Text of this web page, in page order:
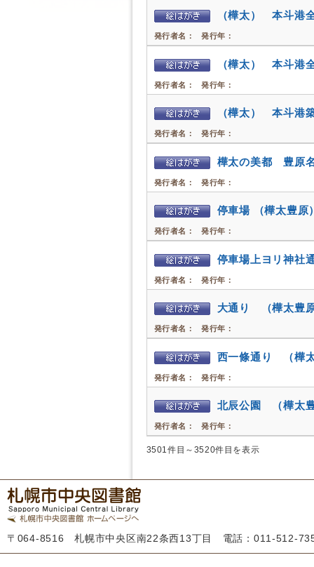
（樺太） 本斗港
発行者名： 発行年：
（樺太） 本斗港
発行者名： 発行年：
（樺太） 本斗港
発行者名： 発行年：
樺太の美都 豊原
発行者名： 発行年：
停車場 （樺太豊原
発行者名： 発行年：
停車場上ヨリ神社
発行者名： 発行年：
大通り （樺太豊
発行者名： 発行年：
西一條通り （樺
発行者名： 発行年：
北辰公園 （樺太
発行者名： 発行年：
3501件目～3520件目を表示
〒064-8516 札幌市中央区南22条西13丁目 電話：011-512-